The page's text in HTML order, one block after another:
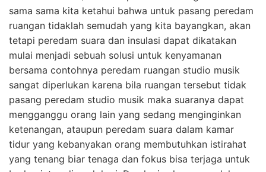
sama sama kita ketahui bahwa untuk pasang peredam
ruangan tidaklah semudah yang kita bayangkan, akan
tetapi peredam suara dan insulasi dapat dikatakan
mulai menjadi sebuah solusi untuk kenyamanan
bersama contohnya peredam ruangan studio musik
sangat diperlukan karena bila ruangan tersebut tidak
pasang peredam studio musik maka suaranya dapat
mengganggu orang lain yang sedang menginginkan
ketenangan, ataupun peredam suara dalam kamar
tidur yang kebanyakan orang membutuhkan istirahat
yang tenang biar tenaga dan fokus bisa terjaga untuk